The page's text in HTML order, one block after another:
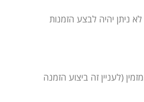
אולם לא ניתן יהיה לבצע הזמנות
(לעניין זה ביצוע הזמנה